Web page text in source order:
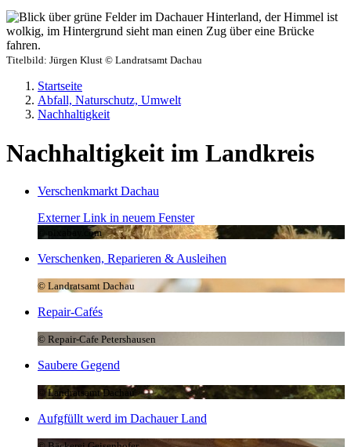
Titelbild: Jürgen Klust © Landratsamt Dachau
Startseite
Abfall, Naturschutz, Umwelt
Nachhaltigkeit
Nachhaltigkeit im Landkreis
Verschenkmarkt Dachau
Externer Link in neuem Fenster
© pixabay.com
Verschenken, Reparieren & Ausleihen
© Landratsamt Dachau
Repair-Cafés
© Repair-Cafe Petershausen
Saubere Gegend
© Landratsamt Dachau
Aufgfüllt werd im Dachauer Land